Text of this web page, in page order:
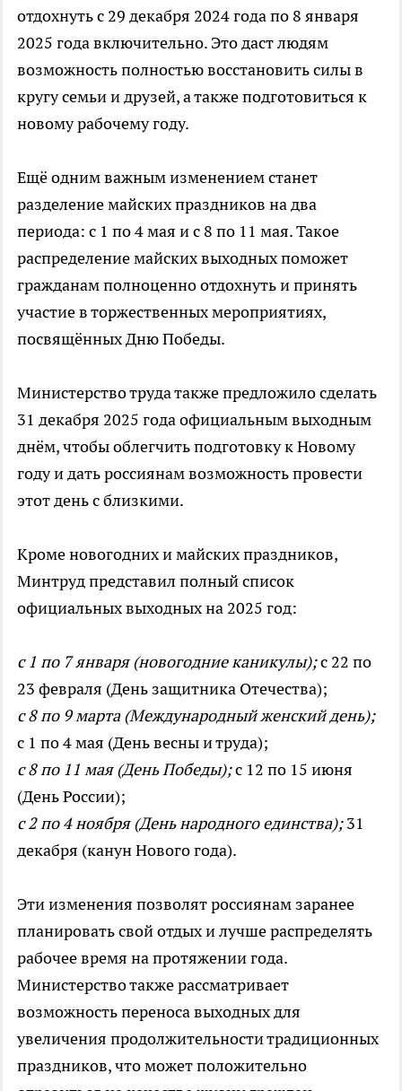
отдохнуть с 29 декабря 2024 года по 8 января
2025 года включительно. Это даст людям
возможность полностью восстановить силы в
кругу семьи и друзей, а также подготовиться к
новому рабочему году.
Ещё одним важным изменением станет
разделение майских праздников на два
периода: с 1 по 4 мая и с 8 по 11 мая. Такое
распределение майских выходных поможет
гражданам полноценно отдохнуть и принять
участие в торжественных мероприятиях,
посвящённых Дню Победы.
Министерство труда также предложило сделать
31 декабря 2025 года официальным выходным
днём, чтобы облегчить подготовку к Новому
году и дать россиянам возможность провести
этот день с близкими.
Кроме новогодних и майских праздников,
Минтруд представил полный список
официальных выходных на 2025 год:
с 1 по 7 января (новогодние каникулы);с 22 по
23 февраля (День защитника Отечества);
с 8 по 9 марта (Международный женский день);
с 1 по 4 мая (День весны и труда);
с 8 по 11 мая (День Победы);с 12 по 15 июня
(День России);
с 2 по 4 ноября (День народного единства);31
декабря (канун Нового года).
Эти изменения позволят россиянам заранее
планировать свой отдых и лучше распределять
рабочее время на протяжении года.
Министерство также рассматривает
возможность переноса выходных для
увеличения продолжительности традиционных
праздников, что может положительно